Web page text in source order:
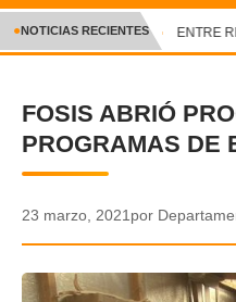
INICIO
CRÓNICA
DEPORTES
POLICIAL
●NOTICIAS RECIENTES ENTRE
FOSIS ABRIÓ
PROGRAMAS DE
23 marzo, 2021por